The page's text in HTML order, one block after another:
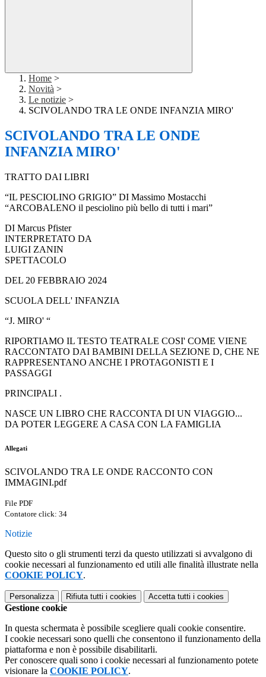
Home >
Novità >
Le notizie >
SCIVOLANDO TRA LE ONDE INFANZIA MIRO'
SCIVOLANDO TRA LE ONDE
INFANZIA MIRO'
TRATTO DAI LIBRI
“IL PESCIOLINO GRIGIO” DI Massimo Mostacchi
“ARCOBALENO il pesciolino più bello di tutti i mari”
DI Marcus Pfister
INTERPRETATO DA
LUIGI ZANIN
SPETTACOLO
DEL 20 FEBBRAIO 2024
SCUOLA DELL' INFANZIA
“J. MIRO' “
RIPORTIAMO IL TESTO TEATRALE COSI' COME VIENE
RACCONTATO DAI BAMBINI DELLA SEZIONE D, CHE NE
RAPPRESENTANO ANCHE I PROTAGONISTI E I
PASSAGGI
PRINCIPALI .
NASCE UN LIBRO CHE RACCONTA DI UN VIAGGIO...
DA POTER LEGGERE A CASA CON LA FAMIGLIA
Allegati
SCIVOLANDO TRA LE ONDE RACCONTO CON
IMMAGINI.pdf
File PDF
Contatore click: 34
Notizie
Questo sito o gli strumenti terzi da questo utilizzati si avvalgono di
cookie necessari al funzionamento ed utili alle finalità illustrate nella
COOKIE POLICY.
Personalizza Rifiuta tutti i cookies Accetta tutti i cookies
Gestione cookie
In questa schermata è possibile scegliere quali cookie consentire.
I cookie necessari sono quelli che consentono il funzionamento della
piattaforma e non è possibile disabilitarli.
Per conoscere quali sono i cookie necessari al funzionamento potete
visionare la COOKIE POLICY.